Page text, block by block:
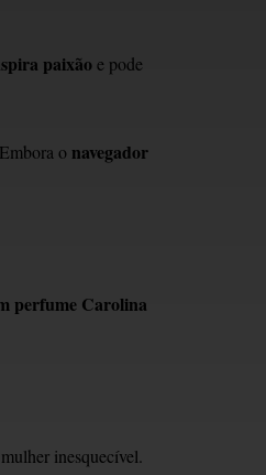
paixãoe pode
o navegador
perfume Carolina
inesquecível.